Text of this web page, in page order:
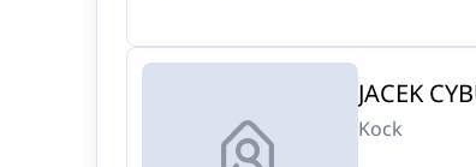
JACEK
Kock